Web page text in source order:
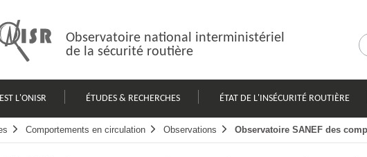
Observatoire national interministériel
de la sécurité routière
L'ONISR ÉTUDES & RECHERCHES ÉTAT DE L'INSÉCURITÉ ROUTIÈRE
Comportements en circulation Observations Observatoire SANEF des